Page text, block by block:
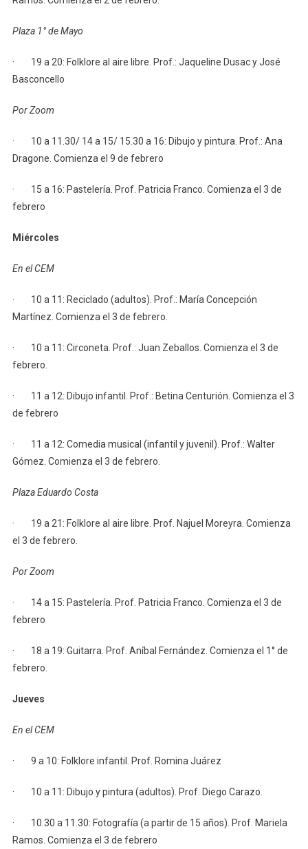
Plaza 1° de Mayo
· 19 a 20: Folklore al aire libre. Prof.: Jaqueline Dusac y José
Basconcello
Por Zoom
· 10 a 11.30/ 14 a 15/ 15.30 a 16: Dibujo y pintura. Prof.: Ana
Dragone. Comienza el 9 de febrero
· 15 a 16: Pastelería. Prof. Patricia Franco. Comienza el 3 de
febrero
Miércoles
En el CEM
· 10 a 11: Reciclado (adultos). Prof.: María Concepción
Martínez. Comienza el 3 de febrero.
· 10 a 11: Circoneta. Prof.: Juan Zeballos. Comienza el 3 de
febrero.
· 11 a 12: Dibujo infantil. Prof.: Betina Centurión. Comienza el 3
de febrero
· 11 a 12: Comedia musical (infantil y juvenil). Prof.: Walter
Gómez. Comienza el 3 de febrero.
Plaza Eduardo Costa
· 19 a 21: Folklore al aire libre. Prof. Najuel Moreyra. Comienza
el 3 de febrero.
Por Zoom
· 14 a 15: Pastelería. Prof. Patricia Franco. Comienza el 3 de
febrero
· 18 a 19: Guitarra. Prof. Aníbal Fernández. Comienza el 1° de
febrero.
Jueves
En el CEM
· 9 a 10: Folklore infantil. Prof. Romina Juárez
· 10 a 11: Dibujo y pintura (adultos). Prof. Diego Carazo.
· 10.30 a 11.30: Fotografía (a partir de 15 años). Prof. Mariela
Ramos. Comienza el 3 de febrero